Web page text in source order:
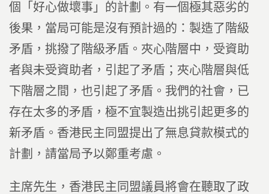
個「好心做壞事」的計劃。有一個極其惡劣的
後果，當局可能是沒有預計過的：製造了階級
矛盾，挑撥了階級矛盾。夾心階層中，受資助
者與未受資助者，引起了矛盾；夾心階層與低
下階層之間，也引起了矛盾。我們的社會，已
存在太多的矛盾，極不宜製造出挑引起更多的
新矛盾。香港民主同盟提出了無息貸款模式的
計劃，請當局予以鄭重考慮。
主席先生，香港民主同盟議員將會在聽取了政